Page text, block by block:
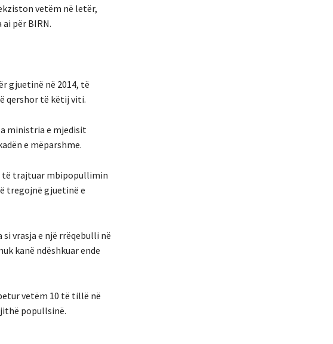
vetëm në letër,
për BIRN.
gjuetinë në 2014, të
qershor të këtij viti.
ministria e mjedisit
e mëparshme.
të trajtuar mbipopullimin
tregojnë gjuetinë e
vrasja e një rrëqebulli në
kanë ndëshkuar ende
vetëm 10 të tillë në
popullsinë.